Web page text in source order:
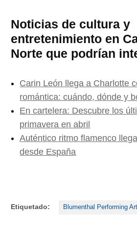
Noticias de cultura y
entretenimiento en
Norte que podrían
Carin León llega a Charlotte
romántica: cuándo, dónde y
En cartelera: Descubre los
primavera en abril
Auténtico ritmo flamenco
desde España
Etiquetado: Blumenthal Performing